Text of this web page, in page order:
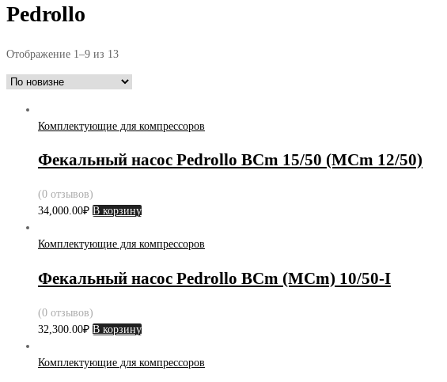
Pedrollo
Отображение 1–9 из 13
Комплектующие для компрессоров
Фекальный насос Pedrollo BCm 15/50 (MCm 12/50)
(0 отзывов)
34,000.00₽ В корзину
Комплектующие для компрессоров
Фекальный насос Pedrollo BCm (MCm) 10/50-I
(0 отзывов)
32,300.00₽ В корзину
Комплектующие для компрессоров